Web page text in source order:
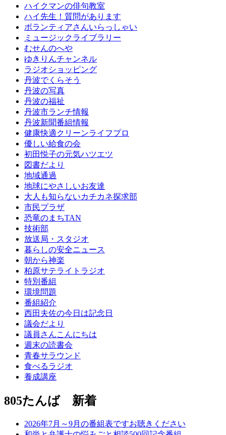
ハイクマンの俳句教室
ハイ先生！質問があります
ボランティアさんいらっしゃい
ミュージックライブラリー
むせんのへや
ゆきりんチャンネル
ラジオショッピング
丹波でくらそう
丹波の写真
丹波の福祉
丹波市ランチ情報
丹波新聞番組情報
健康快適クリーンライフプロ
優しい給食の会
初田悦子の元気ハツエツ
図書だより
地域通過
地球にやさしいお友達
大人も知らないカチカネ探求部
市民プラザ
恐竜のまちTAN
技術部
放送局・スタジオ
暮らしの安全ニュース
朝から神楽
柏原サテライトラジオ
特別番組
環境問題
番組紹介
西田夫佐の今日は記念日
議会だより
議員さんこんにちは
週末の読書会
青春サラウンド
食べるラジオ
養成講座
805たんば 新着
2026年7月～9月の番組表ですお聴きください